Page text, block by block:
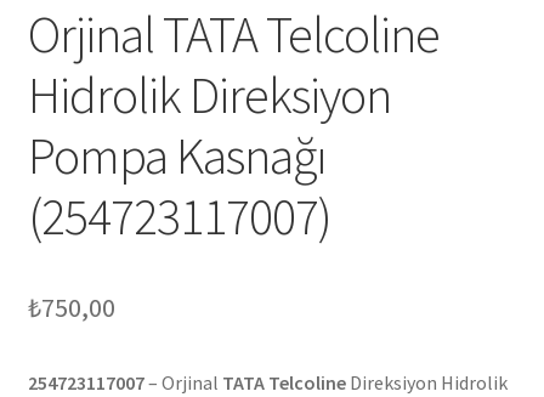
Orjinal TATA Telcoline
Hidrolik Direksiyon
Pompa Kasnağı
(254723117007)
₺750,00
254723117007– Orjinal TATA TelcolineDireksiyon Hidrolik